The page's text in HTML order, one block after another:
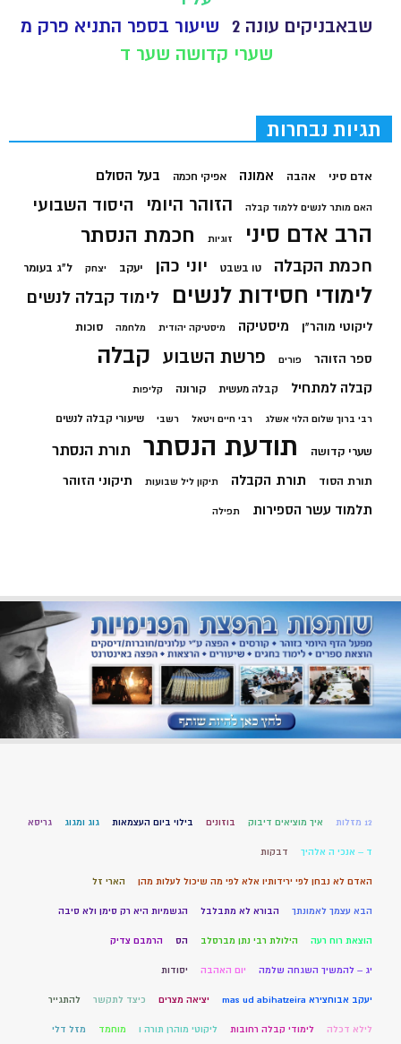
שבאבניקים עונה 2
שיעור בספר התניא פרק מ
שערי קדושה שער ד
תגיות נבחרות
אדם סיני אהבה אמונה אפיקי חכמה בעל הסולם
האם מותר לנשים ללמוד קבלה הזוהר היומי היסוד השבועי
הרב אדם סיני זוגיות חכמת הנסתר
חכמת הקבלה טו בשבט יוני כהן יעקב יצחק ל"ג בעומר
לימודי חסידות לנשים לימוד קבלה לנשים
ליקוטי מוהר"ן מיסטיקה מיסטיקה יהודית מלחמה סוכות
ספר הזוהר פורים פרשת השבוע קבלה
קבלה למתחיל קבלה מעשית קורונה קליפות
רבי ברוך שלום הלוי אשלג רבי חיים ויטאל רשבי שיעורי קבלה לנשים
שערי קדושה תודעת הנסתר תורת הנסתר
תורת הסוד תורת הקבלה תיקון ליל שבועות תיקוני הזוהר
תלמוד עשר הספירות תפילה
12 מזלות איך מוציאים דיבוק בוזונים בילוי ביום העצמאות גוג ומגוג גריסא
ד – אנכי ה אלהיך דבקות
האדם לא נבחן לפי ירידותיו אלא לפי מה שיכול לעלות מהן הארי זל
הבא עצמך לאמונתך הבורא לא מתבלבל הגשמיות היא רק סימן ולא סיבה
הוצאת רוח רעה הילולת רבי נתן מברסלב הס הרמבם צדיק
יג – להמשיך השגחה שלמה יום האהבה יסודות
יעקב אבוחצירא mas ud abihatzeira יציאה מצרים כיצד לתקשר להתגייר
לילא דכלה לימודי קבלה רחובות ליקוטי מוהרן תורה ו מוחמד מזל דלי